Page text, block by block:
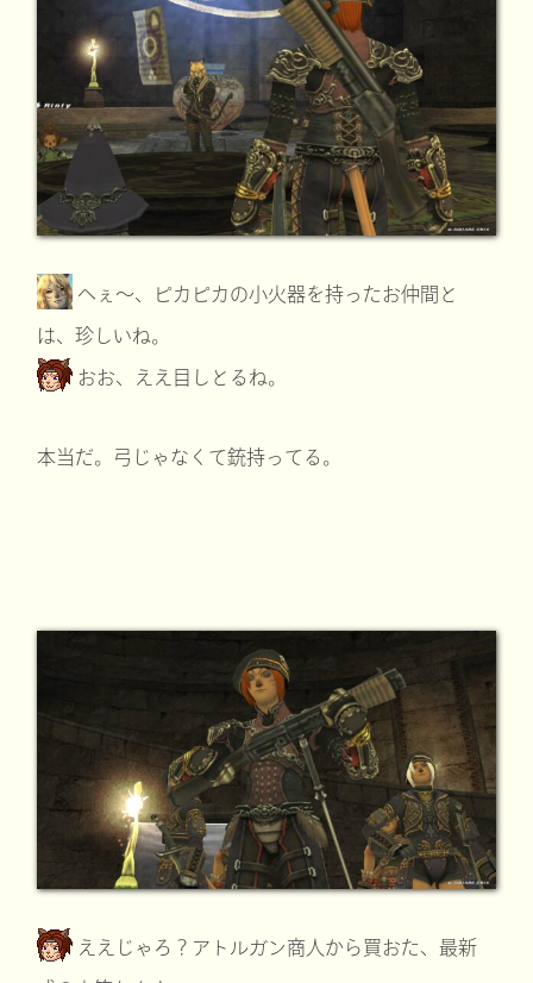
へぇ～、ピカピカの小火器を持ったお仲間と
は、珍しいね。
おお、ええ目しとるね。
本当だ。弓じゃなくて銃持ってる。
ええじゃろ？アトルガン商人から買おた、最新